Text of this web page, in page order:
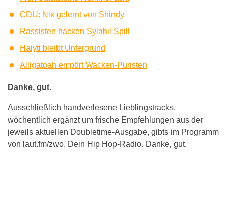
CDU: Nix gelernt von Shindy
Rassisten hacken Sylabil Spill
Haiyti bleibt Untergrund
Alligatoah empört Wacken-Puristen
Danke, gut.
Ausschließlich handverlesene Lieblingstracks,
wöchentlich ergänzt um frische Empfehlungen aus der
jeweils aktuellen Doubletime-Ausgabe, gibts im Programm
von laut.fm/zwo. Dein Hip Hop-Radio. Danke, gut.